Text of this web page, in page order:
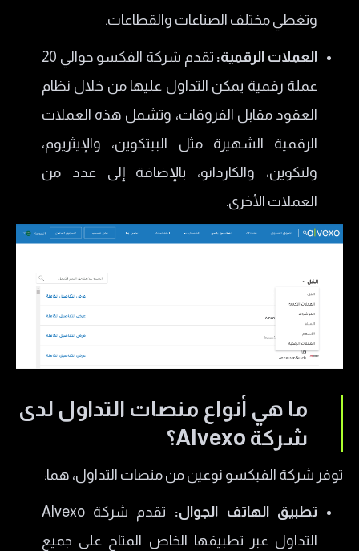
وتغطي مختلف الصناعات والقطاعات.
العملات الرقمية:
تقدم شركة الفكسو حوالي 20
عملة رقمية يمكن التداول عليها من خلال نظام
العقود مقابل الفروقات، وتشمل هذه العملات
الرقمية الشهيرة مثل البيتكوين، والإيثريوم،
ولتكوين، والكاردانو، بالإضافة إلى عدد من
العملات الأخرى.
ما هي أنواع منصات التداول لدى
شركة Alvexo؟
توفر شركة الفيكسو نوعين من منصات التداول، هما:
تطبيق الهاتف الجوال:
تقدم شركة Alvexo
التداول عبر تطبيقها الخاص المتاح على جميع